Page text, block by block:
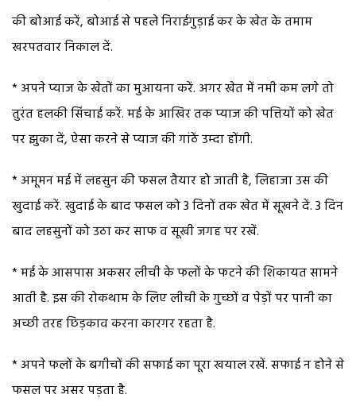
की बोआई करें, बोआई से पहले निराईगुड़ाई कर के खेत के तमाम
खरपतवार निकाल दें.
* अपने प्याज के खेतों का मुआयना करें. अगर खेत में नमी कम लगे तो
तुरंत हलकी सिंचाई करें. मई के आखिर तक प्याज की पत्तियों को खेत
पर झुका दें, ऐसा करने से प्याज की गांठें उम्दा होंगी.
* अमूमन मई में लहसुन की फसल तैयार हो जाती है, लिहाजा उस की
खुदाई करें. खुदाई के बाद फसल को 3 दिनों तक खेत में सूखने दें. 3 दिन
बाद लहसुनों को उठा कर साफ व सूखी जगह पर रखें.
* मई के आसपास अकसर लीची के फलों के फटने की शिकायत सामने
आती है. इस की रोकथाम के लिए लीची के गुच्छों व पेड़ों पर पानी का
अच्छी तरह छिड़काव करना कारगर रहता है.
* अपने फलों के बगीचों की सफाई का पूरा खयाल रखें. सफाई न होने से
फसल पर असर पड़ता है.